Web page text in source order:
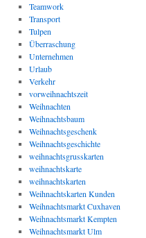
Teamwork
Transport
Tulpen
Überraschung
Unternehmen
Urlaub
Verkehr
vorweihnachtszeit
Weihnachten
Weihnachtsbaum
Weihnachtsgeschenk
Weihnachtsgeschichte
weihnachtsgrusskarten
weihnachtskarte
weihnachtskarten
Weihnachtskarten Kunden
Weihnachtsmarkt Cuxhaven
Weihnachtsmarkt Kempten
Weihnachtsmarkt Ulm